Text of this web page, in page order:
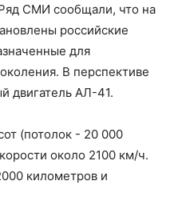
СМИ сообщали, что на
российские
для
В перспективе
двигатель АЛ-41.
(потолок - 20 000
около 2100 км/ч.
километров и